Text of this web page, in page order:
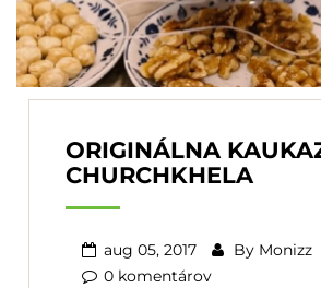
ORIGINÁLNA
CHURCHKHELA
aug 05, 2017 By Monizz
0 komentárov